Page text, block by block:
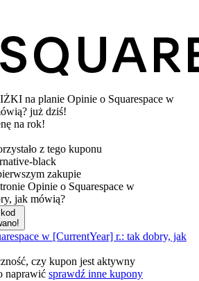
na planie Opinie o Squarespace w
już dziś!
na rok!
z tego kuponu
zakupie
Opinie o Squarespace w
jak mówią?
w [CurrentYear] r.: tak dobry, jak
czy kupon jest aktywny
naprawić sprawdź inne kupony